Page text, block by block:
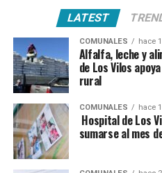
LATEST
COMUNALES hace
Alfalfa, leche y
de Los Vilos
rural
COMUNALES hace
Hospital de Los
sumarse al mes